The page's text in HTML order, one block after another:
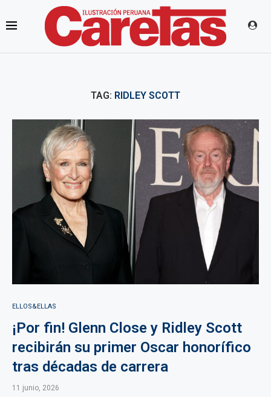
TAG: RIDLEY SCOTT
ELLOS&ELLAS
¡Por fin! Glenn Close y Ridley Scott
recibirán su primer Oscar honorífico
tras décadas de carrera
11 junio, 2026